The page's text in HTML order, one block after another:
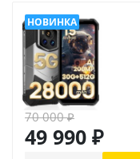
70 000₽
49 990 ₽